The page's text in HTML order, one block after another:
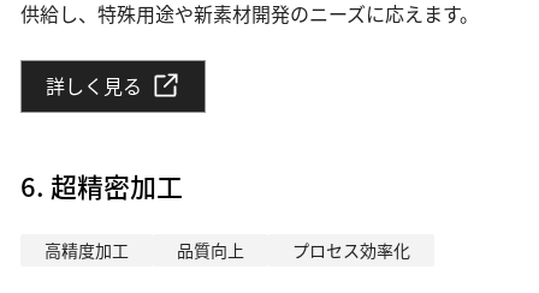
供給し、特殊用途や新素材開発のニーズに応えます。
詳しく見る
6. 超精密加工
高精度加工 品質向上 プロセス効率化